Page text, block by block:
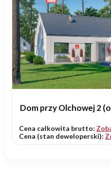
Dom przy Olchowej 2
Cena całkowita brutto:
Cena (stan deweloperski):